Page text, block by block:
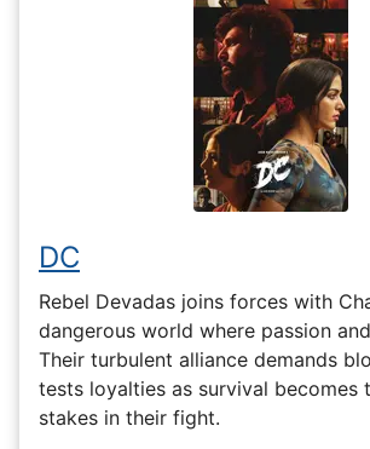
DC
Rebel Devadas joins forces with
dangerous world where passion
Their turbulent alliance demands
tests loyalties as survival becomes
stakes in their fight.